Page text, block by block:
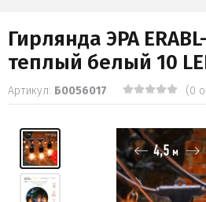
Гирлянда ЭРА
теплый белый 10
Артикул: Б0056017 (0